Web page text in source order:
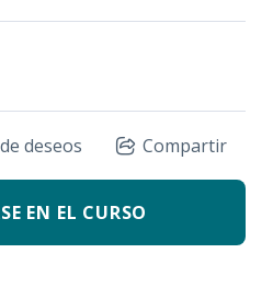
deseos Compartir
EN EL CURSO